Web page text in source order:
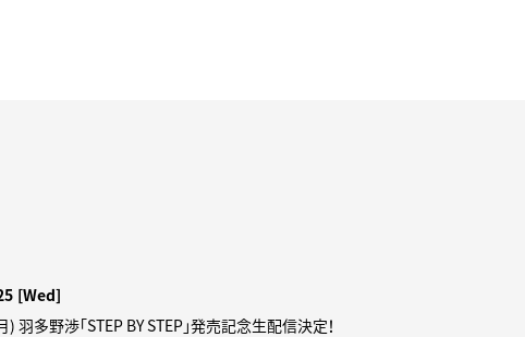
[Wed]
羽多野渉「STEP BY STEP」発売記念生配信決定！